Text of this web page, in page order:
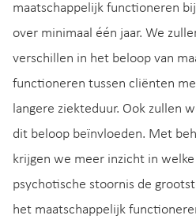
maatschappelijk functioneren
over minimaal één jaar. We
verschillen in het beloop van
functioneren tussen cliënten
langere ziekteduur. Ook zullen
dit beloop beïnvloeden. Met
krijgen we meer inzicht in
psychotische stoornis de
het maatschappelijk